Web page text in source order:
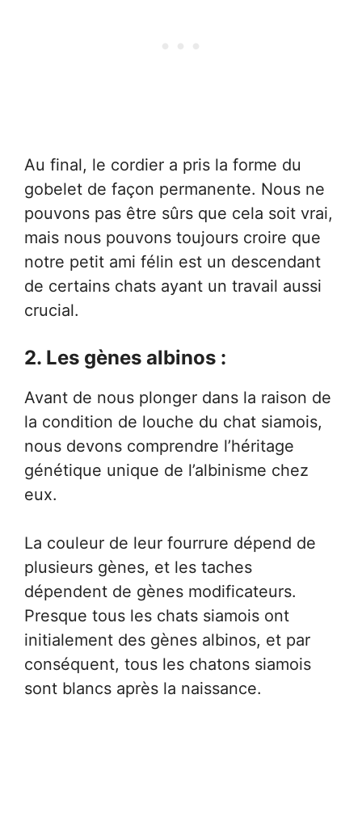
Au final, le cordier a pris la forme du
gobelet de façon permanente. Nous ne
pouvons pas être sûrs que cela soit vrai,
mais nous pouvons toujours croire que
notre petit ami félin est un descendant
de certains chats ayant un travail aussi
crucial.
2. Les gènes albinos :
Avant de nous plonger dans la raison de
la condition de louche du chat siamois,
nous devons comprendre l’héritage
génétique unique de l’albinisme chez
eux.
La couleur de leur fourrure dépend de
plusieurs gènes, et les taches
dépendent de gènes modificateurs.
Presque tous les chats siamois ont
initialement des gènes albinos, et par
conséquent, tous les chatons siamois
sont blancs après la naissance.